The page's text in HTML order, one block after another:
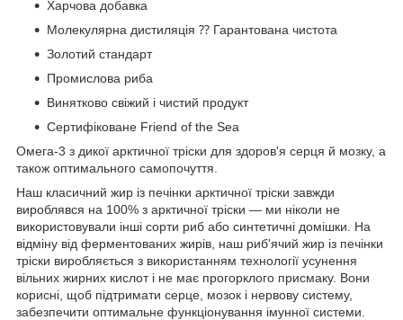
Харчова добавка
Молекулярна дистиляція ⁇ Гарантована чистота
Золотий стандарт
Промислова риба
Винятково свіжий і чистий продукт
Сертифіковане Friend of the Sea
Омега-3 з дикої арктичної тріски для здоров'я серця й мозку, а
також оптимального самопочуття.
Наш класичний жир із печінки арктичної тріски завжди
вироблявся на 100% з арктичної тріски — ми ніколи не
використовували інші сорти риб або синтетичні домішки. На
відміну від ферментованих жирів, наш риб'ячий жир із печінки
тріски виробляється з використанням технології усунення
вільних жирних кислот і не має прогорклого присмаку. Вони
корисні, щоб підтримати серце, мозок і нервову систему,
забезпечити оптимальне функціонування імунної системи.